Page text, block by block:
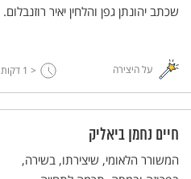
שכתב יהונתן גפן והלחין יאיר רוזנבלום.
על היצירה < 1 דקות
חיים נחמן ביאליק
המשורר הלאומי, שיצירתו, בשירה,